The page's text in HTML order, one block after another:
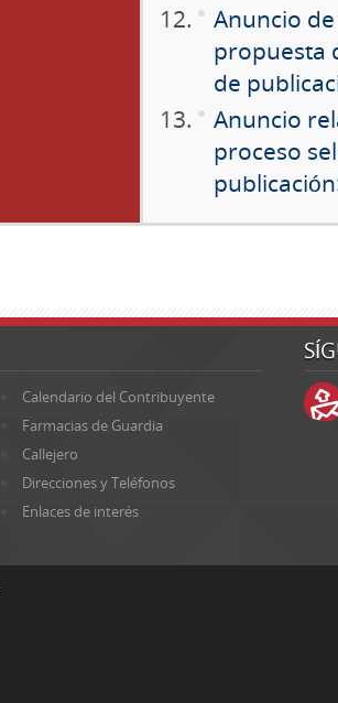
Anuncio
propuesta
de
Anuncio
proceso
Calendario del Contribuyente
Farmacias de Guardia
Callejero
Direcciones y Teléfonos
Enlaces de interés